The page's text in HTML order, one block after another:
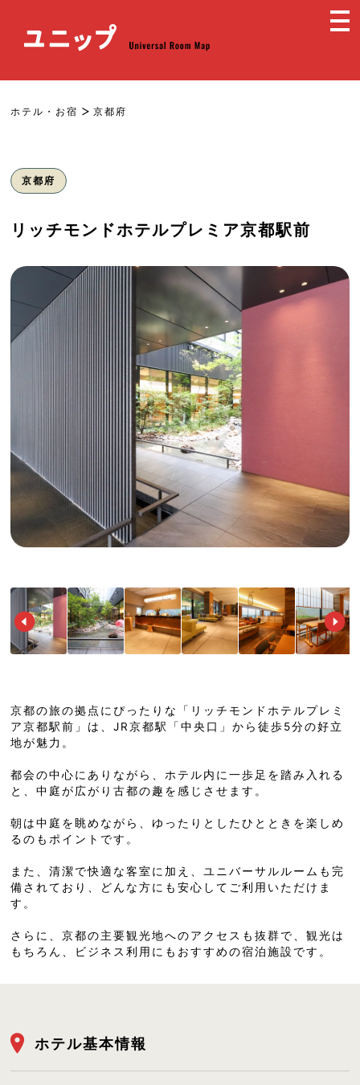
ホテル・お宿 京都府
京都府
リッチモンドホテルプレミア京都駅前
京都の旅の拠点にぴったりな「リッチモンドホテルプレミ
ア京都駅前」は、JR京都駅「中央口」から徒歩5分の好立
地が魅力。
都会の中心にありながら、ホテル内に一歩足を踏み入れる
と、中庭が広がり古都の趣を感じさせます。
朝は中庭を眺めながら、ゆったりとしたひとときを楽しめ
るのもポイントです。
また、清潔で快適な客室に加え、ユニバーサルルームも完
備されており、どんな方にも安心してご利用いただけま
す。
さらに、京都の主要観光地へのアクセスも抜群で、観光は
もちろん、ビジネス利用にもおすすめの宿泊施設です。
ホテル基本情報